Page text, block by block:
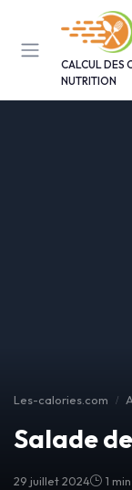
CALCUL DES
NUTRITION
Les-calories.com
Salade
29 juillet 2024 1
Panneau de gestion